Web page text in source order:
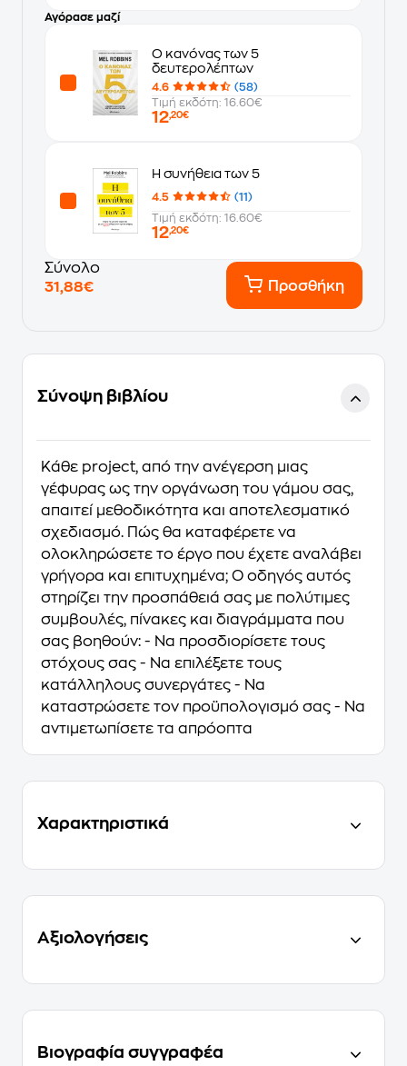
Αγόρασε μαζί
Ο κανόνας των 5
δευτερολέπτων
4.6
(58)
Τιμή εκδότη: 16.60€
12,20€
Η συνήθεια των 5
4.5
(11)
Τιμή εκδότη: 16.60€
12,20€
Σύνολο
31,88€
Προσθήκη
Σύνοψη βιβλίου
Κάθε project, από την ανέγερση μιας
γέφυρας ως την οργάνωση του γάμου σας,
απαιτεί μεθοδικότητα και αποτελεσματικό
σχεδιασμό. Πώς θα καταφέρετε να
ολοκληρώσετε το έργο που έχετε αναλάβει
γρήγορα και επιτυχημένα; Ο οδηγός αυτός
στηρίζει την προσπάθειά σας με πολύτιμες
συμβουλές, πίνακες και διαγράμματα που
σας βοηθούν: - Να προσδιορίσετε τους
στόχους σας - Να επιλέξετε τους
κατάλληλους συνεργάτες - Να
καταστρώσετε τον προϋπολογισμό σας - Να
αντιμετωπίσετε τα απρόοπτα
Χαρακτηριστικά
Αξιολογήσεις
Βιογραφία συγγραφέα